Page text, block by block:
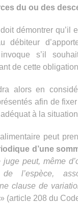
du ou des
démontrer qu’il
débiteur
s’il
de cette
alors en
afin de
à la
peut
d’une
juge peut, même
de l’espèce,
clause de
» (article 208 du